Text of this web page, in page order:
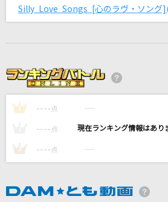
≠ME
[生音]To Love You More [トゥ
モア]
Celine Dion With Special Guests Kryzler &
パン野実々美
[生音]君の知らない物語
Silly Love Songs [心のラヴ・ソング
1 ---- 点 ----
---- 点 ----
3 ---- 点 ----